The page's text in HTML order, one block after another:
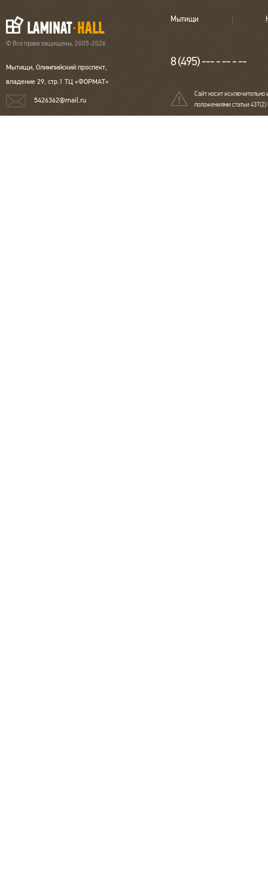
© Все права защищены. 2005-2026
Мытищи, Олимпийский проспект,
владение 29, стр.1 ТЦ «ФОРМАТ»
5426362@mail.ru
Мытищи
8 (495) --- - -- - --
Сайт носит исключительно
положениями статьи